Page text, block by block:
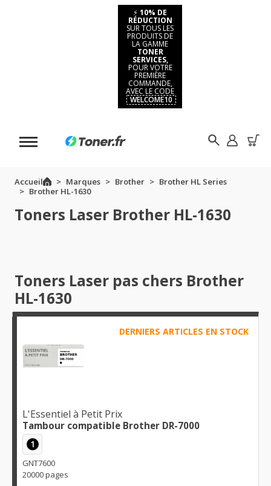
⚡ 10% DE
RÉDUCTION
SUR TOUS LES
PRODUITS DE
LA GAMME
TONER
SERVICES,
POUR VOTRE
PREMIÈRE
COMMANDE,
AVEC LE CODE
WELCOME10
Accueil Marques Brother
Brother HL Series
Brother HL-1630
Toners Laser Brother HL-1630
Toners Laser pas chers Brother
HL-1630
DERNIERS ARTICLES EN STOCK
L'Essentiel à Petit Prix
Tambour compatible Brother DR-7000
1
GNT7600
20000 pages